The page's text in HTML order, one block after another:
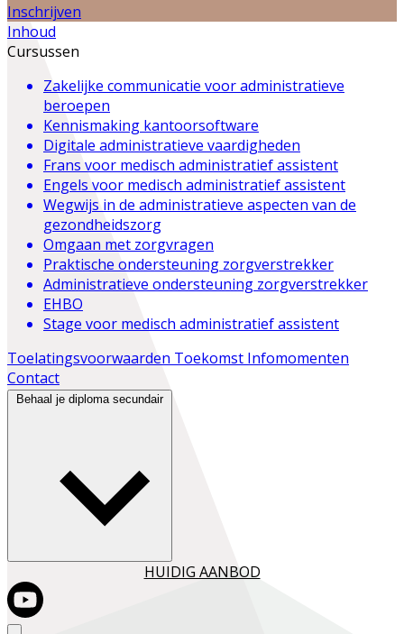
Inschrijven
Inhoud
Cursussen
Zakelijke communicatie voor administratieve
beroepen
Kennismaking kantoorsoftware
Digitale administratieve vaardigheden
Frans voor medisch administratief assistent
Engels voor medisch administratief assistent
Wegwijs in de administratieve aspecten van de
gezondheidszorg
Omgaan met zorgvragen
Praktische ondersteuning zorgverstrekker
Administratieve ondersteuning zorgverstrekker
EHBO
Stage voor medisch administratief assistent
Toelatingsvoorwaarden Toekomst Infomomenten
Contact
Behaal je diploma secundair
HUIDIG AANBOD